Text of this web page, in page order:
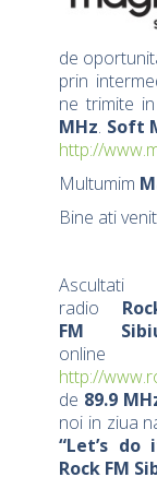
de
prin
ne trimite
MHz. Soft
http://
Multumim
Bine ati
Ascultati
radio
FM
online
http://
de 89.9
noi in ziua
“Let’s do
Rock FM